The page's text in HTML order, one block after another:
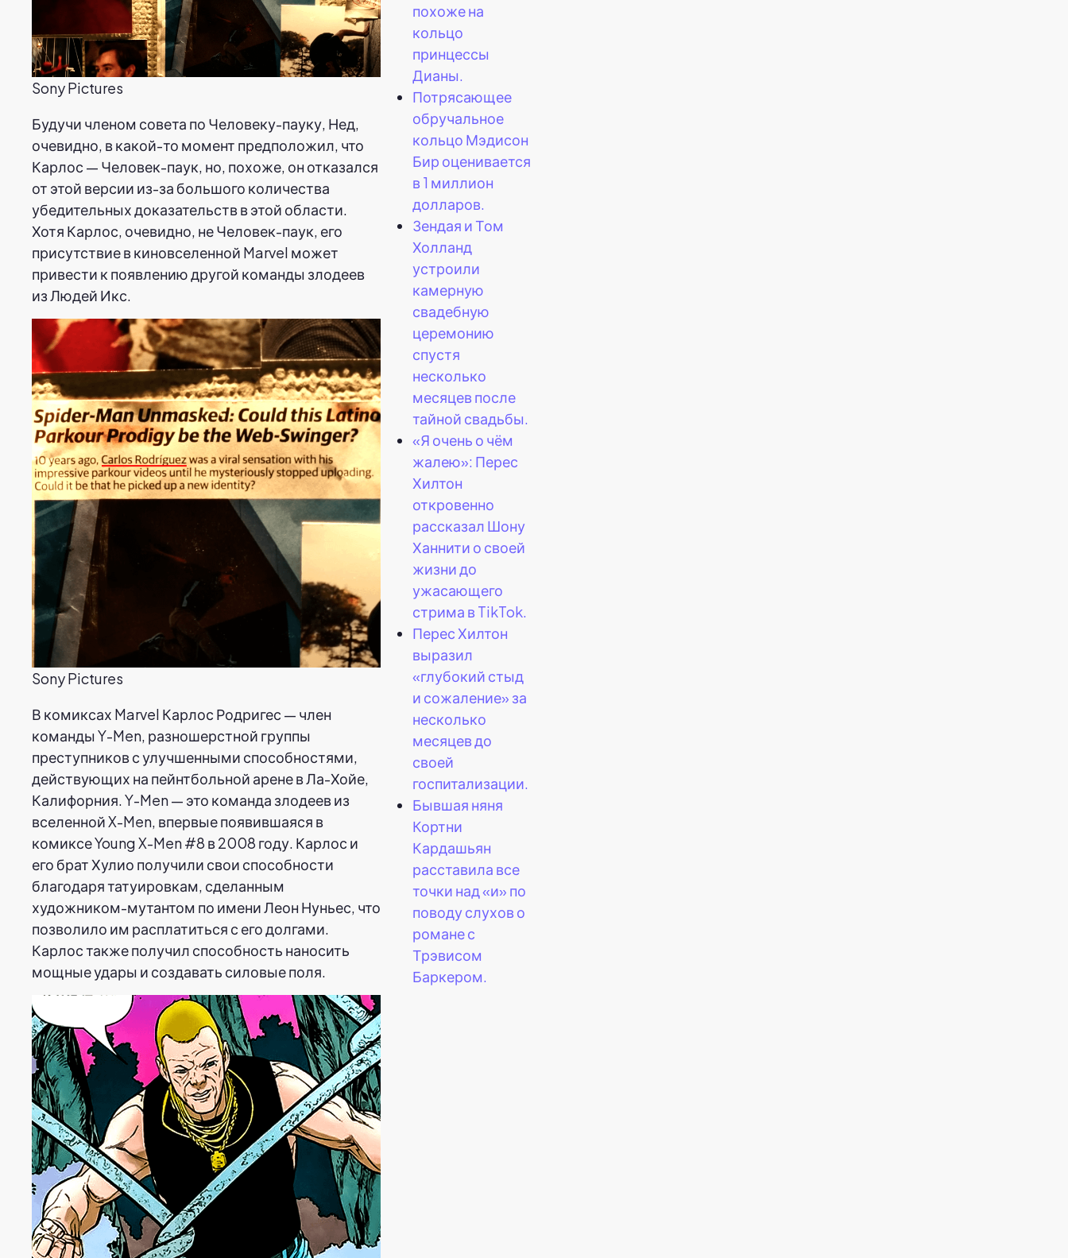
Sony Pictures
Будучи членом совета по Человеку-пауку, Нед,
очевидно, в какой-то момент предположил, что
Карлос — Человек-паук, но, похоже, он отказался
от этой версии из-за большого количества
убедительных доказательств в этой области.
Хотя Карлос, очевидно, не Человек-паук, его
присутствие в киновселенной Marvel может
привести к появлению другой команды злодеев
из Людей Икс.
Sony Pictures
В комиксах Marvel Карлос Родригес — член
команды Y-Men, разношерстной группы
преступников с улучшенными способностями,
действующих на пейнтбольной арене в Ла-Хойе,
Калифорния. Y-Men — это команда злодеев из
вселенной X-Men, впервые появившаяся в
комиксе Young X-Men #8 в 2008 году. Карлос и
его брат Хулио получили свои способности
благодаря татуировкам, сделанным
художником-мутантом по имени Леон Нуньес, что
позволило им расплатиться с его долгами.
Карлос также получил способность наносить
мощные удары и создавать силовые поля.
похоже на
кольцо
принцессы
Дианы.
Потрясающее
обручальное
кольцо Мэдисон
Бир оценивается
в 1 миллион
долларов.
Зендая и Том
Холланд
устроили
камерную
свадебную
церемонию
спустя
несколько
месяцев после
тайной свадьбы.
«Я очень о чём
жалею»: Перес
Хилтон
откровенно
рассказал Шону
Ханнити о своей
жизни до
ужасающего
стрима в TikTok.
Перес Хилтон
выразил
«глубокий стыд
и сожаление» за
несколько
месяцев до
своей
госпитализации.
Бывшая няня
Кортни
Кардашьян
расставила все
точки над «и» по
поводу слухов о
романе с
Трэвисом
Баркером.